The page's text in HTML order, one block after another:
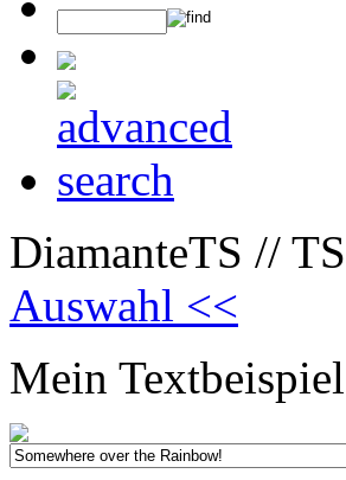
DiamanteTS //
Auswahl <<
Mein Textbeispiel